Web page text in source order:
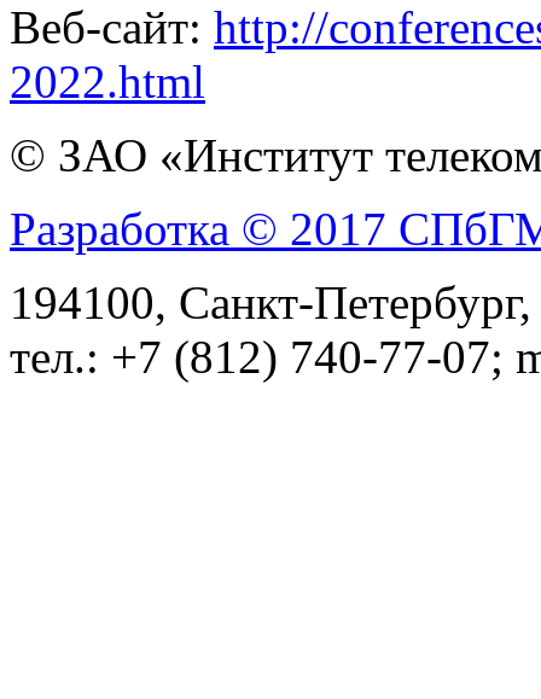
Веб-сайт: http://
2022.html
© ЗАО «Институт
Разработка © 2017
194100, Санкт-
тел.: +7 (812) 740-77-07;